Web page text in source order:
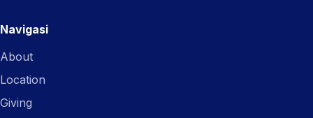
Navigasi
About
Location
Giving